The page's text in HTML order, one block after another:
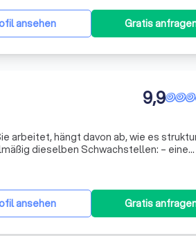
ansehen Gratis
9,9
arbeitet, hängt davon ab, wie es
dieselben Schwachstellen: – eine
ansehen Gratis